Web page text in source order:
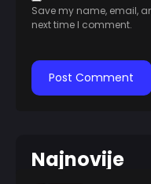
Save my name, email,
next time I comment.
Najnovije